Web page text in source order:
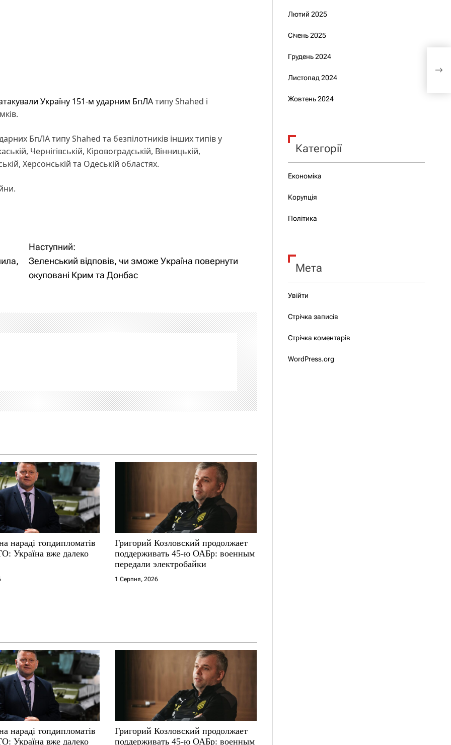
Україну 151-м ударним БпЛАтипу Shahed і
БпЛА типу Shahed та безпілотників інших типів у
Чернігівській, Кіровоградській, Вінницькій,
Херсонській та Одеській областях.
Наступний:
Зеленський відповів, чи зможе Україна повернути
окуповані Крим та Донбас
нараді топдипломатів
Україна вже далеко
Григорий Козловский продолжает
поддерживать 45-ю ОАБр: военным
передали электробайки
1 Серпня, 2026
нараді топдипломатів
Україна вже далеко
Григорий Козловский продолжает
поддерживать 45-ю ОАБр: военным
Лютий 2025
Січень 2025
Грудень 2024
Листопад 2024
Жовтень 2024
Категорії
Економіка
Корупція
Політика
Мета
Увійти
Стрічка записів
Стрічка коментарів
WordPress.org